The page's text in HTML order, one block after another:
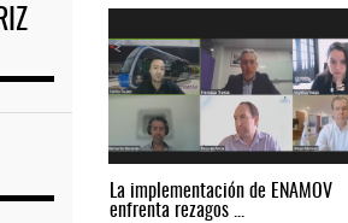
La implementación de ENAMOV
enfrenta rezagos ...
ASPA pide bloquear eventual fusión de Viva y Vo